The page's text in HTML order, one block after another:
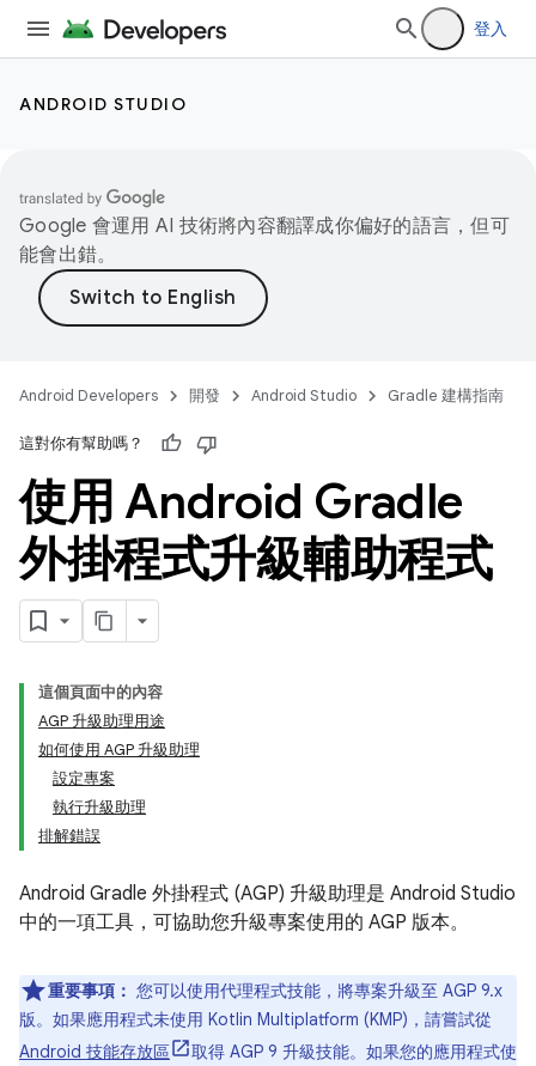
登入
ANDROID STUDIO
Google 會運用 AI 技術將內容翻譯成你偏好的語言，但可
能會出錯。
Android Developers 開發 Android Studio Gradle 建構指南
這對你有幫助嗎？
使用 Android Gradle
外掛程式升級輔助程式
這個頁面中的內容
AGP 升級助理用途
如何使用 AGP 升級助理
設定專案
執行升級助理
排解錯誤
Android Gradle 外掛程式 (AGP) 升級助理是 Android Studio
中的一項工具，可協助您升級專案使用的 AGP 版本。
重要事項： 您可以使用代理程式技能，將專案升級至 AGP 9.x
版。如果應用程式未使用 Kotlin Multiplatform (KMP)，請嘗試從
Android 技能存放區
取得 AGP 9 升級技能。如果您的應用程式使